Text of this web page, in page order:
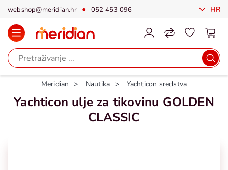
webshop@meridian.hr 052 453 096 HR
Meridian Nautika Yachticon sredstva
Yachticon ulje za tikovinu GOLDEN
CLASSIC